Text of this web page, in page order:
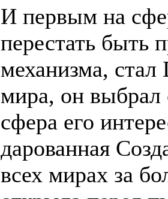
И первым на
перестать быть
механизма,
мира, он выбрал
сфера его
дарованная
всех мирах за